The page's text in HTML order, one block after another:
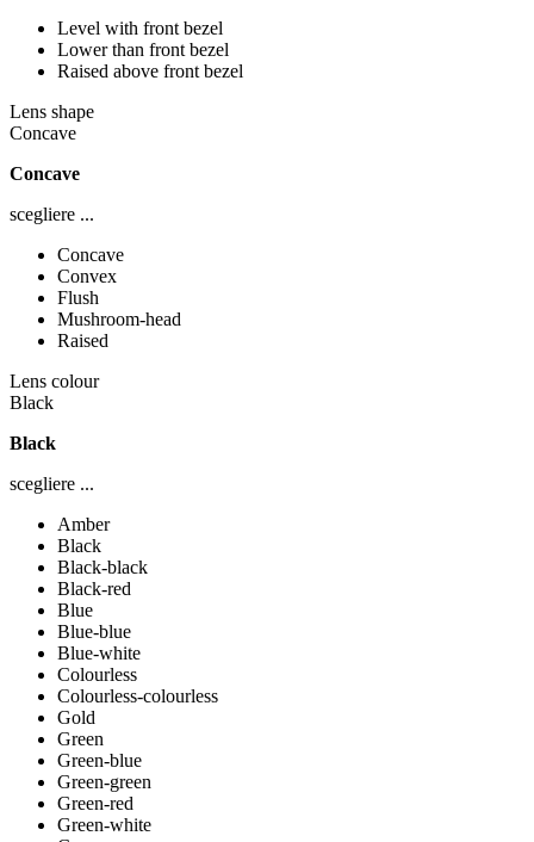
Level with front bezel
Lower than front bezel
Raised above front bezel
Lens shape
Concave
Concave
scegliere ...
Concave
Convex
Flush
Mushroom-head
Raised
Lens colour
Black
Black
scegliere ...
Amber
Black
Black-black
Black-red
Blue
Blue-blue
Blue-white
Colourless
Colourless-colourless
Gold
Green
Green-blue
Green-green
Green-red
Green-white